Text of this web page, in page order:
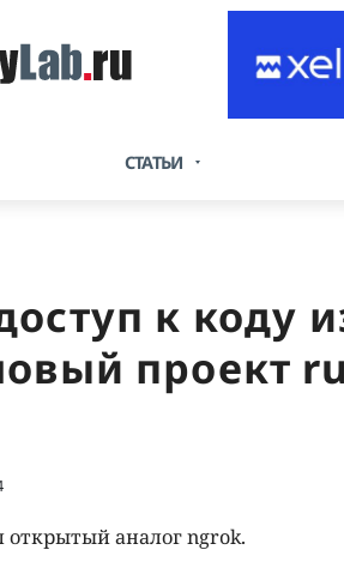
СТАТЬИ
к коду
проект
открытый аналог ngrok.